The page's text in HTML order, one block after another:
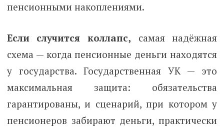
пенсионными накоплениями.
Если случится коллапс, самая надёжная
схема — когда пенсионные деньги находятся
у государства. Государственная УК — это
максимальная защита: обязательства
гарантированы, и сценарий, при котором у
пенсионеров забирают деньги, практически